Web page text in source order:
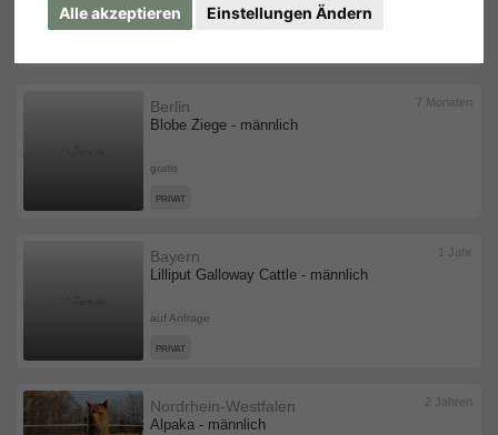
Alle akzeptieren Einstellungen Ändern
750,00 €
Blobe Ziege - männlich
Berlin
gratis
7 Monaten
PRIVAT
Lilliput Galloway Cattle - männlich
Bayern
auf Anfrage
1 Jahr
PRIVAT
Alpaka - männlich
Nordrhein-Westfalen 2 Jahren